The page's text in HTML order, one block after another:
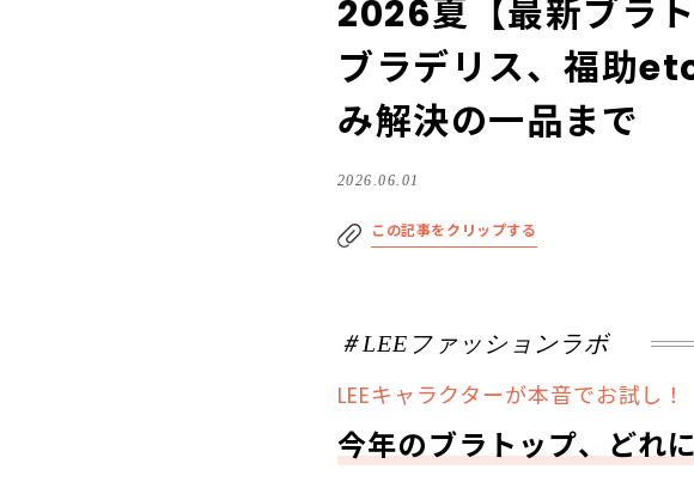
2026夏【最新ブラ
ブラデリス、福助
み解決の一品まで
2026.06.01
この記事をクリップする
＃LEEファッションラボ
LEEキャラクターが本音でお試し！
今年のブラトップ、どれ